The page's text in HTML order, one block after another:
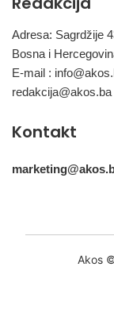
Adresa: Sagrdžije
Bosna i
E-mail :
redakcija@akos.ba
Kontakt
Akos